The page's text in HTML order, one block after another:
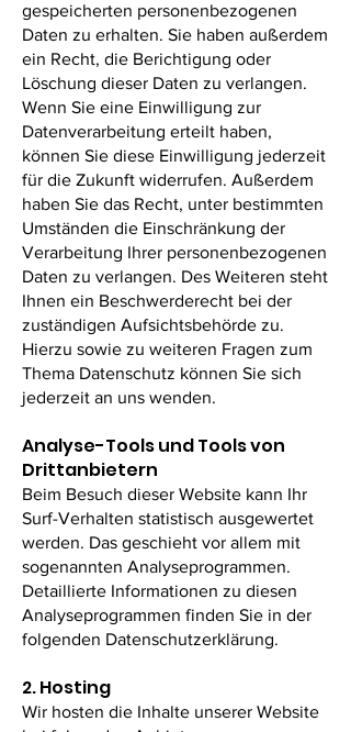
gespeicherten personenbezogenen
Daten zu erhalten. Sie haben außerdem
ein Recht, die Berichtigung oder
Löschung dieser Daten zu verlangen.
Wenn Sie eine Einwilligung zur
Datenverarbeitung erteilt haben,
können Sie diese Einwilligung jederzeit
für die Zukunft widerrufen. Außerdem
haben Sie das Recht, unter bestimmten
Umständen die Einschränkung der
Verarbeitung Ihrer personenbezogenen
Daten zu verlangen. Des Weiteren steht
Ihnen ein Beschwerderecht bei der
zuständigen Aufsichtsbehörde zu.
Hierzu sowie zu weiteren Fragen zum
Thema Datenschutz können Sie sich
jederzeit an uns wenden.
Analyse-Tools und Tools von
Dritt­anbietern
Beim Besuch dieser Website kann Ihr
Surf-Verhalten statistisch ausgewertet
werden. Das geschieht vor allem mit
sogenannten Analyseprogrammen.
Detaillierte Informationen zu diesen
Analyseprogrammen finden Sie in der
folgenden Datenschutzerklärung.
2. Hosting
Wir hosten die Inhalte unserer Website